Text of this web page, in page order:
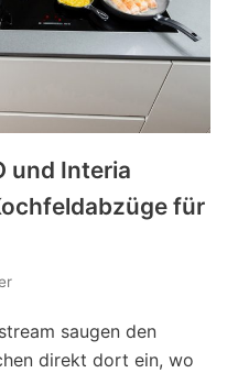
und Interia
für
saugen den
direkt dort ein, wo